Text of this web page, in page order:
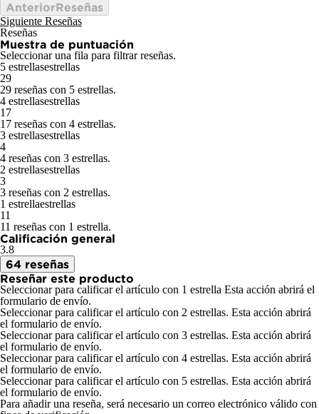
AnteriorReseñas
Siguiente Reseñas
Reseñas
Muestra de puntuación
Seleccionar una fila para filtrar reseñas.
5 estrellasestrellas
29
29 reseñas con 5 estrellas.
4 estrellasestrellas
17
17 reseñas con 4 estrellas.
3 estrellasestrellas
4
4 reseñas con 3 estrellas.
2 estrellasestrellas
3
3 reseñas con 2 estrellas.
1 estrellaestrellas
11
11 reseñas con 1 estrella.
Calificación general
3.8
64 reseñas
Reseñar este producto
Seleccionar para calificar el artículo con 1 estrella Esta acción abrirá el
formulario de envío.
Seleccionar para calificar el artículo con 2 estrellas. Esta acción abrirá
el formulario de envío.
Seleccionar para calificar el artículo con 3 estrellas. Esta acción abrirá
el formulario de envío.
Seleccionar para calificar el artículo con 4 estrellas. Esta acción abrirá
el formulario de envío.
Seleccionar para calificar el artículo con 5 estrellas. Esta acción abrirá
el formulario de envío.
Para añadir una reseña, será necesario un correo electrónico válido con